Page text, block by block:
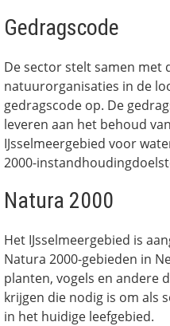
Gedragscode
De sector stelt samen met
natuurorganisaties in de
gedragscode op. De
leveren aan het behoud
IJsselmeergebied voor
2000-
Natura 2000
Het IJsselmeergebied is
Natura 2000-gebieden in
planten, vogels en andere
krijgen die nodig is om als
in het huidige leefgebied.